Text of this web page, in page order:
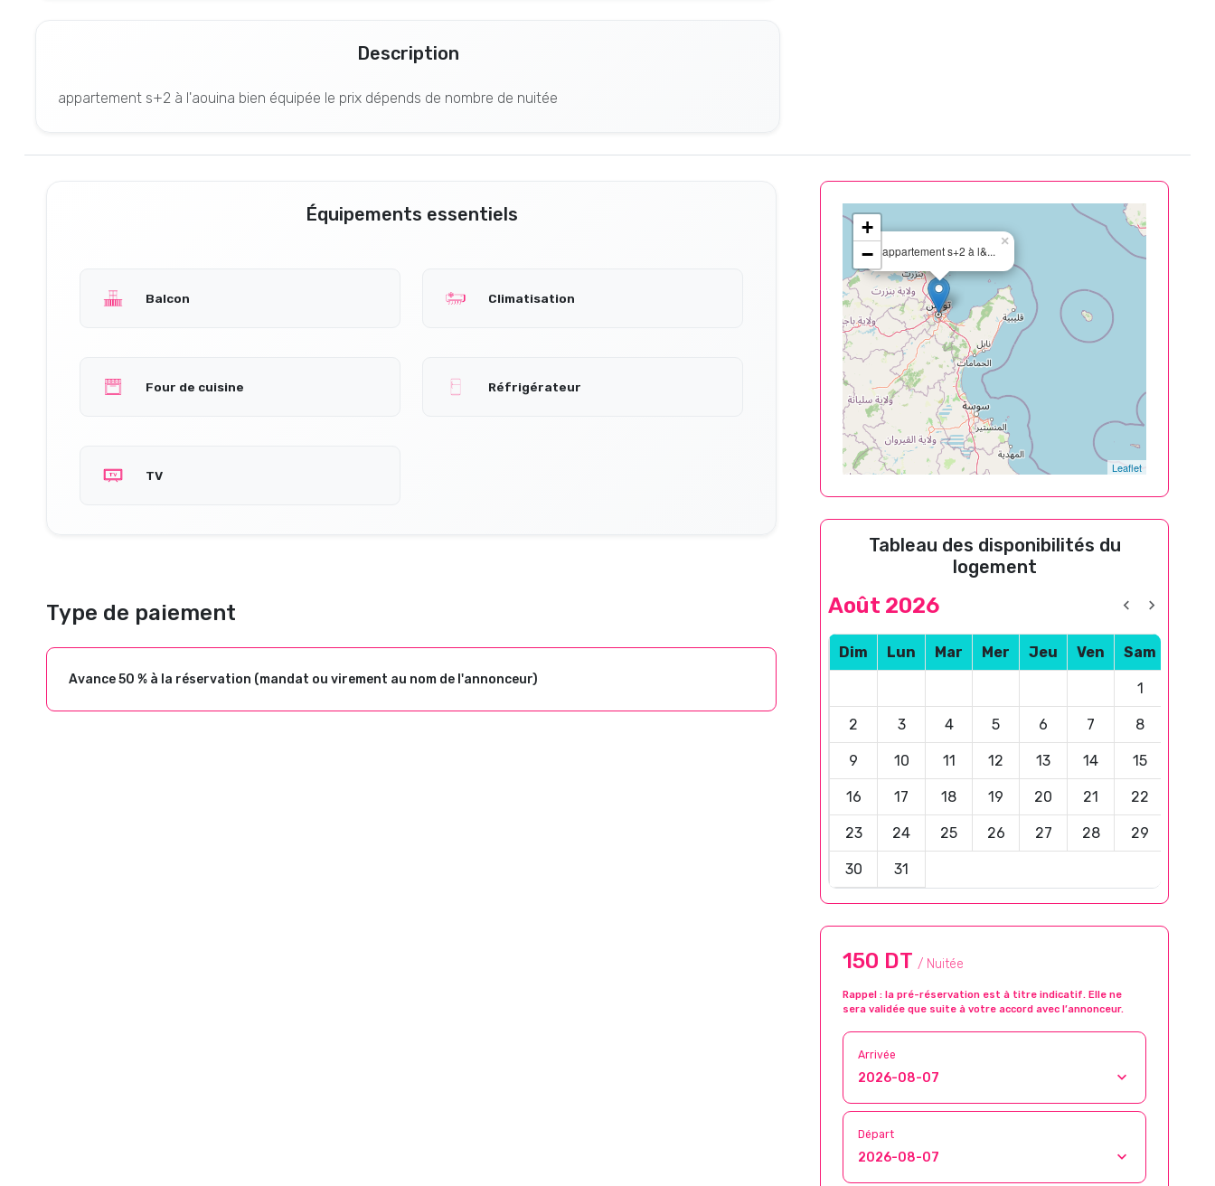
Description
appartement s+2 à l'aouina bien équipée le prix dépends de nombre de nuitée
Équipements essentiels
Balcon Climatisation
Four de cuisine Réfrigérateur
TV
Type de paiement
Avance 50 % à la réservation (mandat ou virement au nom de l'annonceur)
appartement s+2 à l&...
×
+
−
Leaflet
Tableau des disponibilités du
logement
Août 2026
Dim Lun Mar Mer Jeu Ven Sam
1
2 3 4 5 6 7 8
9 10 11 12 13 14 15
16 17 18 19 20 21 22
23 24 25 26 27 28 29
30 31
150 DT / Nuitée
Rappel : la pré-réservation est à titre indicatif. Elle ne
sera validée que suite à votre accord avec l’annonceur.
Arrivée
Départ